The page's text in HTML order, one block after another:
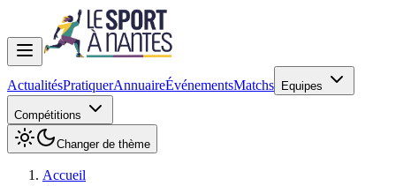
ActualitésPratiquerAnnuaireÉvénementsMatchs Equipes
Compétitions
Changer de thème
Accueil